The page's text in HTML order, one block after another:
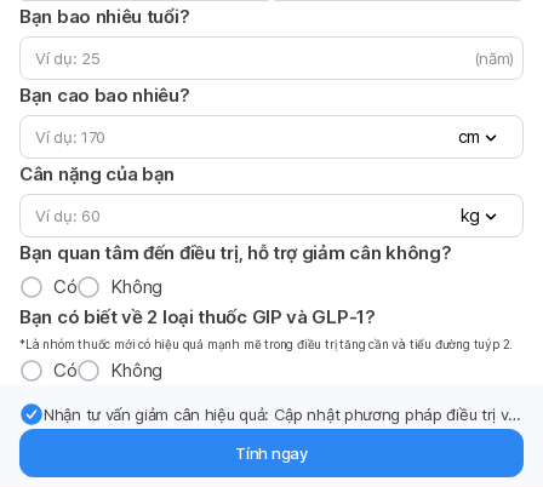
Bạn bao nhiêu tuổi?
(năm)
Bạn cao bao nhiêu?
cm
Cân nặng của bạn
kg
Bạn quan tâm đến điều trị, hỗ trợ giảm cân không?
Có
Không
Bạn có biết về 2 loại thuốc GIP và GLP-1?
*Là nhóm thuốc mới có hiệu quả mạnh mẽ trong điều trị tăng cần và tiểu đường tuýp 2.
Có Không
Nhận tư vấn giảm cân hiệu quả: Cập nhật phương pháp điều trị và
Tính ngay